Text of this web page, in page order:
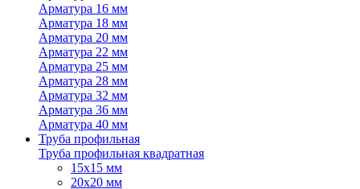
Арматура 16 мм
Арматура 18 мм
Арматура 20 мм
Арматура 22 мм
Арматура 25 мм
Арматура 28 мм
Арматура 32 мм
Арматура 36 мм
Арматура 40 мм
Труба профильная
Труба профильная квадратная
15х15 мм
20х20 мм